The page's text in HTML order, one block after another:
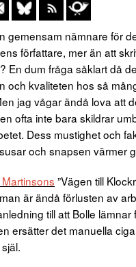
gemensam nämnare för
författare, mer än att
En dum fråga såklart då
och kvaliteten hos så
jag vågar ändå lova att
ofta inte bara skildrar
Dess mustighet och
och snapsen värmer
”Vägen till
är ändå förlusten av
till att Bolle lämnar
ersätter det manuella